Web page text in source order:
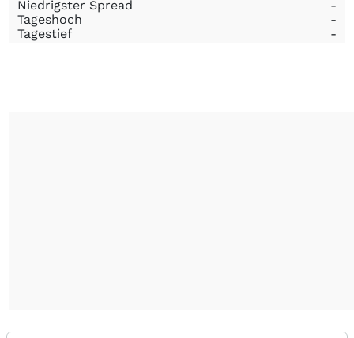
Niedrigster Spread
-
Tageshoch
-
Tagestief
-